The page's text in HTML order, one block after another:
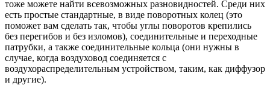
тоже можете найти всевозможных разновидностей. Среди них
есть простые стандартные, в виде поворотных колец (это
поможет вам сделать так, чтобы углы поворотов крепились
без перегибов и без изломов), соединительные и переходные
патрубки, а также соединительные кольца (они нужны в
случае, когда воздуховод соединяется с
воздухораспределительным устройством, таким, как диффузор
и другие).